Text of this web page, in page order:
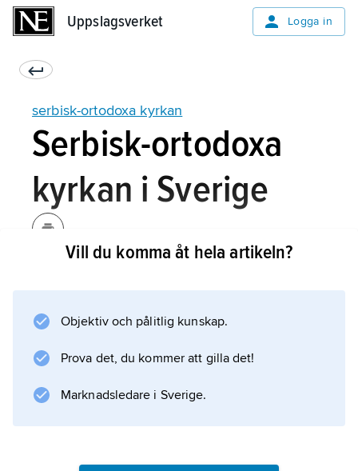
Uppslagsverket Logga in
serbisk-ortodoxa kyrkan
Serbisk-ortodoxa
kyrkan i Sverige
f.d. Jugoslavien har många jugoslaver kommit
till Sverige, varav en betydande grupp
ortodoxa serber. I början av 1990-talet
Stockholm. Serbisk-ortodoxa kyrkan i Sverige
Vill du komma åt hela artikeln?
Objektiv och pålitlig kunskap.
Prova det, du kommer att gilla det!
Marknadsledare i Sverige.